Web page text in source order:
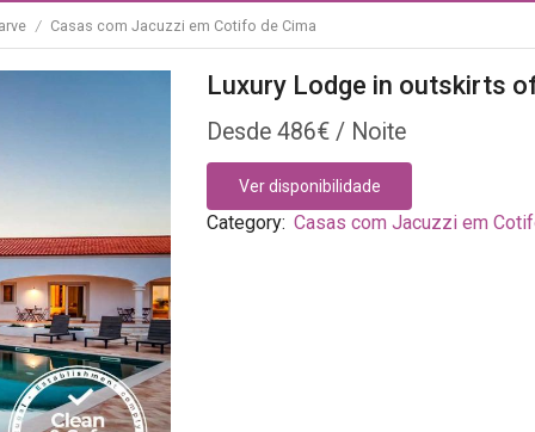
/ Casas com Jacuzzi em Cotifo de Cima
Luxury Lodge in outskirts
486€
Ver disponibilidade
Category: Casas com Jacuzzi em